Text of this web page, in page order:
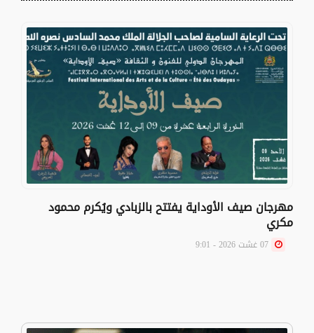
مهرجان صيف الأوداية يفتتح بالزبادي ويُكرم محمود
مكري